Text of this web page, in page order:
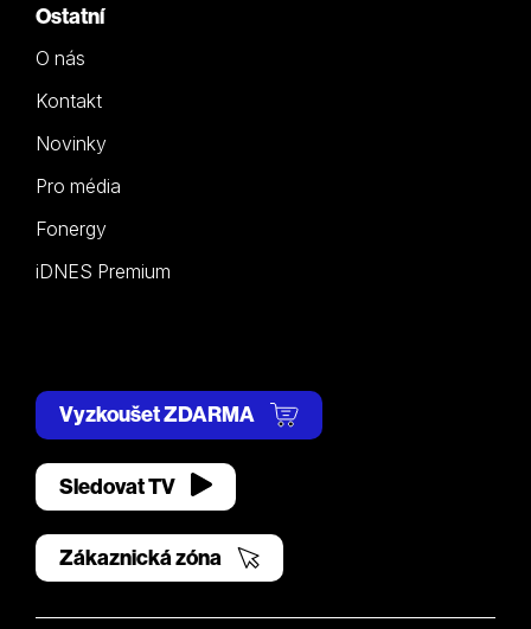
Ostatní
O nás
Kontakt
Novinky
Pro média
Fonergy
iDNES Premium
Vyzkoušet ZDARMA
Sledovat TV
Zákaznická zóna